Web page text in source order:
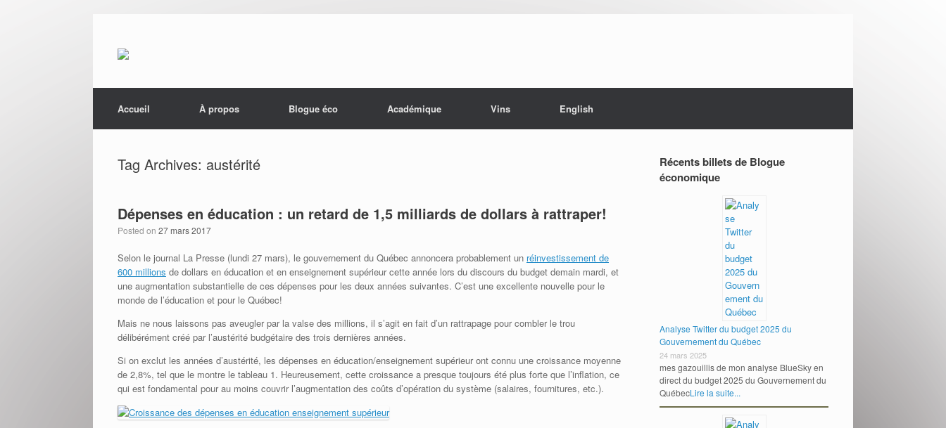
Accueil
À propos Blogue éco Académique Vins English
Tag Archives: austérité
Dépenses en éducation : un retard de 1,5 milliards de dollars à rattraper!
Posted on 27 mars 2017
Selon le journal La Presse (lundi 27 mars), le gouvernement du Québec annoncera probablement un réinvestissement de
600 millions de dollars en éducation et en enseignement supérieur cette année lors du discours du budget demain mardi, et
une augmentation substantielle de ces dépenses pour les deux années suivantes. C’est une excellente nouvelle pour le
monde de l’éducation et pour le Québec!
Mais ne nous laissons pas aveugler par la valse des millions, il s’agit en fait d’un rattrapage pour combler le trou
délibérément créé par l’austérité budgétaire des trois dernières années.
Si on exclut les années d’austérité, les dépenses en éducation/enseignement supérieur ont connu une croissance moyenne
de 2,8%, tel que le montre le tableau 1. Heureusement, cette croissance a presque toujours été plus forte que l’inflation, ce
qui est fondamental pour au moins couvrir l’augmentation des coûts d’opération du système (salaires, fournitures, etc.).
Récents billets de Blogue
économique
Analyse Twitter du budget 2025 du
Gouvernement du Québec
24 mars 2025
mes gazouillis de mon analyse BlueSky en
direct du budget 2025 du Gouvernement du
QuébecLire la suite...